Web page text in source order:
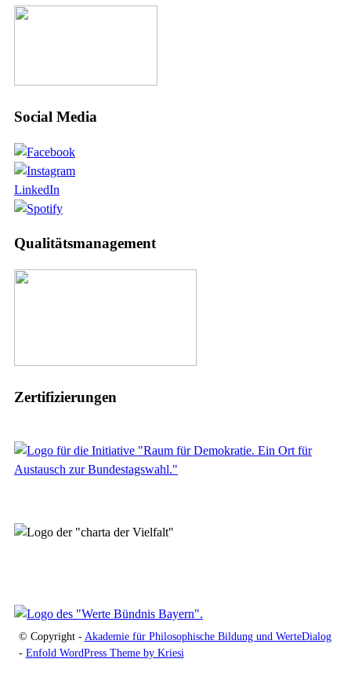
Social Media
LinkedIn
Qualitätsmanagement
Zertifizierungen
© Copyright - Akademie für Philosophische Bildung und WerteDialog
- Enfold WordPress Theme by Kriesi